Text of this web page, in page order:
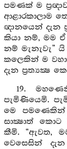
පමණක් ම
ආළාරකාලාම
ඥානයෙන් දැන
කියා නම්, මම ඒ
නම් මැනැවැ”
කලෙකින් ම
දැන ප්‍රත්‍යක්‍ෂ
19.
පැමිණියෙමි.
මෙ පමණෙකින්
සාක්‍ෂාත් කොට
කීමි. “ඇවත,
වෙසෙසින්